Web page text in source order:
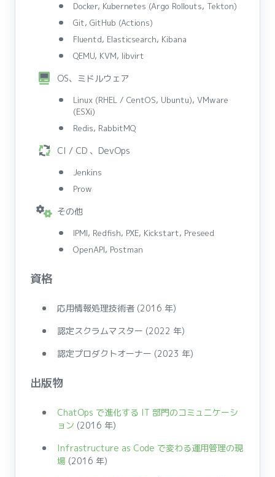
Docker, Kubernetes (Argo Rollouts, Tekton)
Git, GitHub (Actions)
Fluentd, Elasticsearch, Kibana
QEMU, KVM, libvirt
OS、ミドルウェア
Linux (RHEL / CentOS, Ubuntu), VMware
(ESXi)
Redis, RabbitMQ
CI / CD 、DevOps
Jenkins
Prow
その他
IPMI, Redfish, PXE, Kickstart, Preseed
OpenAPI, Postman
資格
応用情報処理技術者 (2016 年)
認定スクラムマスター (2022 年)
認定プロダクトオーナー (2023 年)
出版物
ChatOps で進化する IT 部門のコミュニケーシ
ョン (2016 年)
Infrastructure as Code で変わる運用管理の現
場 (2016 年)